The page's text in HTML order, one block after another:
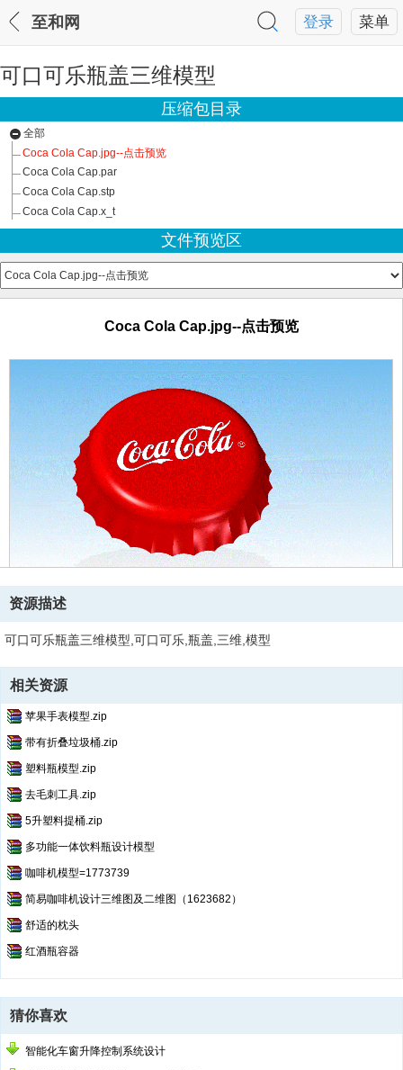
菜单
登录
至和网
可口可乐瓶盖三维模型
压缩包目录
全部
Coca Cola Cap.jpg--点击预览
Coca Cola Cap.par
Coca Cola Cap.stp
Coca Cola Cap.x_t
文件预览区
Coca Cola Cap.jpg--点击预览
资源描述
可口可乐瓶盖三维模型,可口可乐,瓶盖,三维,模型
相关资源
苹果手表模型.zip
带有折叠垃圾桶.zip
塑料瓶模型.zip
去毛刺工具.zip
5升塑料提桶.zip
多功能一体饮料瓶设计模型
咖啡机模型=1773739
简易咖啡机设计三维图及二维图（1623682）
舒适的枕头
红酒瓶容器
猜你喜欢
智能化车窗升降控制系统设计